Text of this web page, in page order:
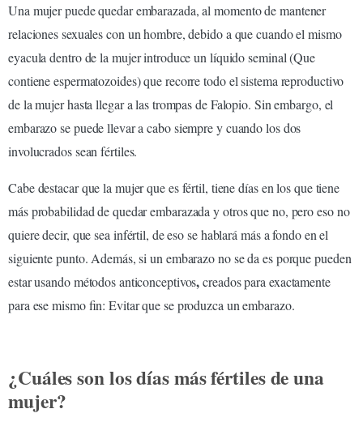
Una mujer puede quedar embarazada, al momento de mantener
relaciones sexuales con un hombre, debido a que cuando el mismo
eyacula dentro de la mujer introduce un líquido seminal (Que
contiene espermatozoides) que recorre todo el sistema reproductivo
de la mujer hasta llegar a las trompas de Falopio. Sin embargo, el
embarazo se puede llevar a cabo siempre y cuando los dos
involucrados sean fértiles.
Cabe destacar que la mujer que es fértil, tiene días en los que tiene
más probabilidad de quedar embarazada y otros que no, pero eso no
quiere decir, que sea infértil, de eso se hablará más a fondo en el
siguiente punto. Además, si un embarazo no se da es porque pueden
estar usando métodos anticonceptivos,creados para exactamente
para ese mismo fin: Evitar que se produzca un embarazo.
¿Cuáles son los días más fértiles de una
mujer?